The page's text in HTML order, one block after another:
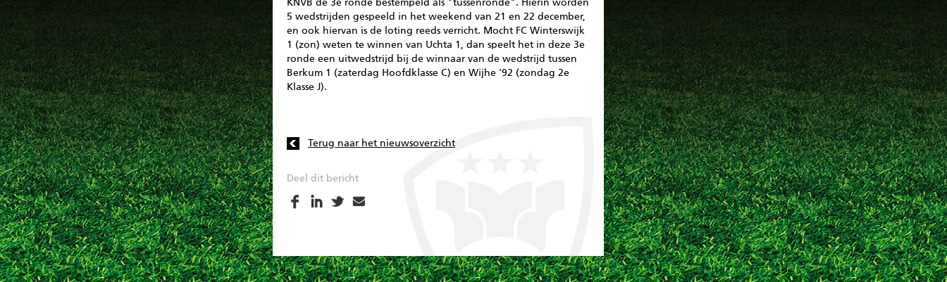
KNVB de 3e ronde bestempeld als "tussenronde". Hierin worden
5 wedstrijden gespeeld in het weekend van 21 en 22 december,
en ook hiervan is de loting reeds verricht. Mocht FC Winterswijk
1 (zon) weten te winnen van Uchta 1, dan speelt het in deze 3e
ronde een uitwedstrijd bij de winnaar van de wedstrijd tussen
Berkum 1 (zaterdag Hoofdklasse C) en Wijhe '92 (zondag 2e
Klasse J).
Terug naar het nieuwsoverzicht
Deel dit bericht